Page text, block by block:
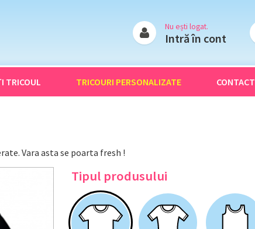
Nu ești logat.
Intră în cont
TRICOUL TRICOURI PERSONALIZATE CONTACT
Vara asta se poarta fresh !
Tipul produsului